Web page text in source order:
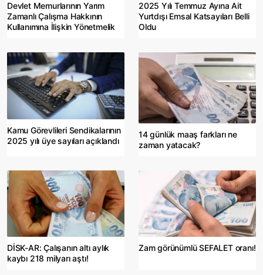
Devlet Memurlarının Yarım
Zamanlı Çalışma Hakkının
Kullanımına İlişkin Yönetmelik
2025 Yılı Temmuz Ayına Ait
Yurtdışı Emsal Katsayıları Belli
Oldu
Kamu Görevlileri Sendikalarının
2025 yılı üye sayıları açıklandı
14 günlük maaş farkları ne
zaman yatacak?
DİSK-AR: Çalışanın altı aylık
kaybı 218 milyarı aştı!
Zam görünümlü SEFALET oranı!